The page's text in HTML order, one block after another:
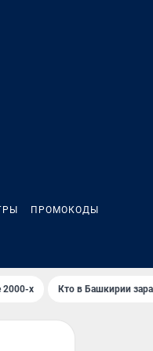
ПРОМОКОДЫ
2000-х Кто в Башкирии